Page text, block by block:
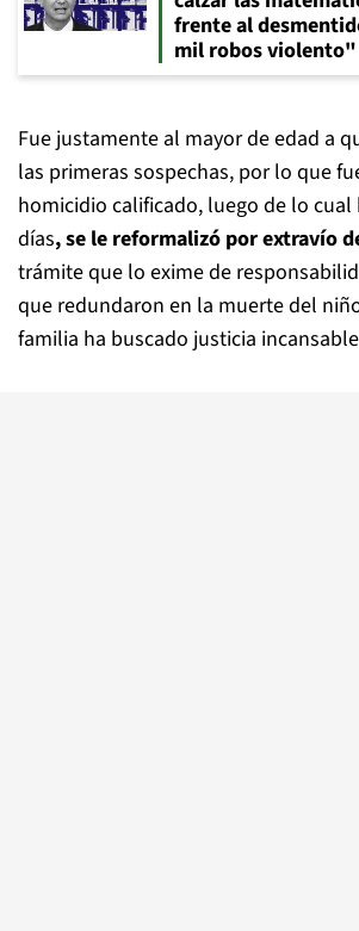
frente al
mil robos violento"
Fue justamente al mayor de edad a
las primeras sospechas, por lo que
homicidio calificado, luego de lo cual
días, se le reformalizó por extravío
trámite que lo exime de
que redundaron en la muerte del
familia ha buscado justicia